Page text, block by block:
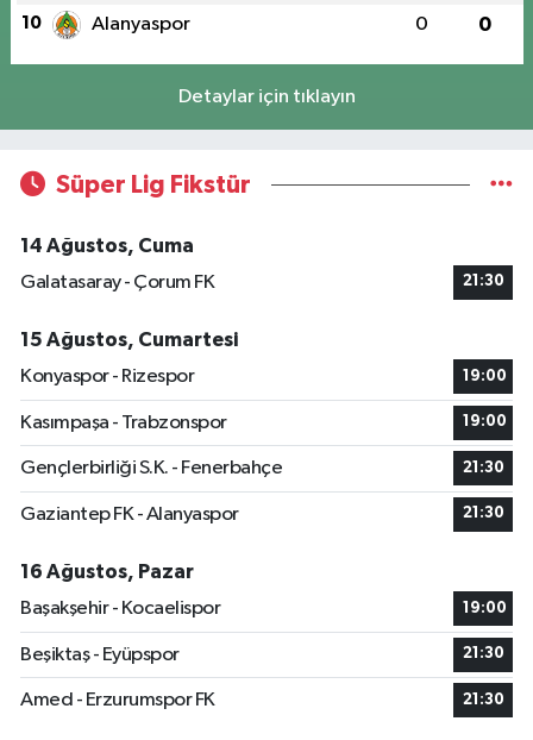
10 Alanyaspor 0 0
Detaylar için tıklayın
Süper Lig Fikstür
14 Ağustos, Cuma
Galatasaray - Çorum FK
21:30
15 Ağustos, Cumartesi
Konyaspor - Rizespor
19:00
Kasımpaşa - Trabzonspor 19:00
Gençlerbirliği S.K. - Fenerbahçe 21:30
Gaziantep FK - Alanyaspor 21:30
16 Ağustos, Pazar
Başakşehir - Kocaelispor
19:00
Beşiktaş - Eyüpspor 21:30
Amed - Erzurumspor FK 21:30